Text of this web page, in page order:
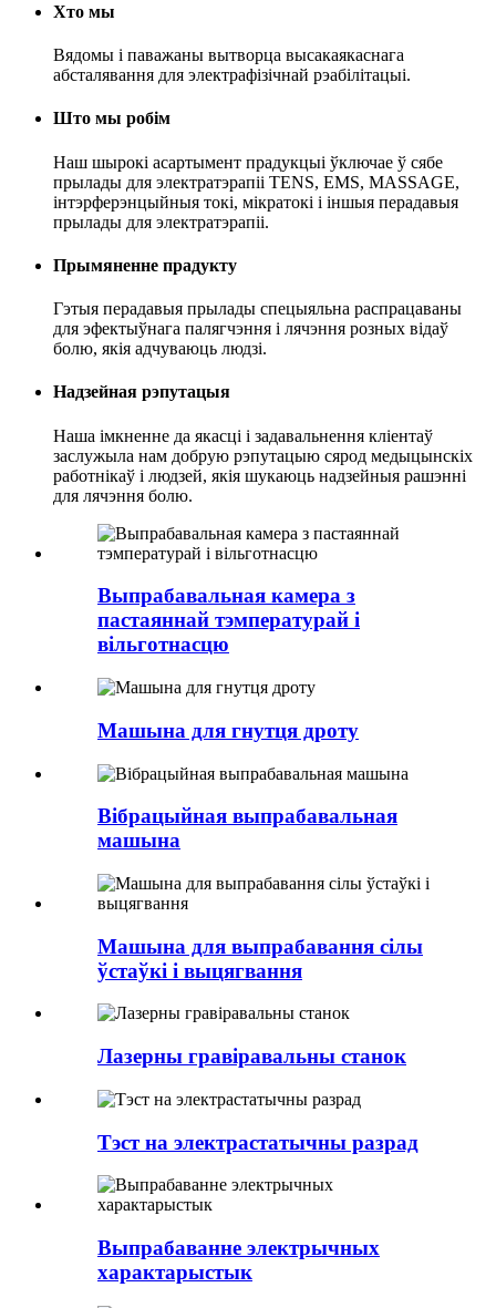
Хто мы
Вядомы і паважаны вытворца высакаякаснага
абсталявання для электрафізічнай рэабілітацыі.
Што мы робім
Наш шырокі асартымент прадукцыі ўключае ў сябе
прылады для электратэрапіі TENS, EMS, MASSAGE,
інтэрферэнцыйныя токі, мікратокі і іншыя перадавыя
прылады для электратэрапіі.
Прымяненне прадукту
Гэтыя перадавыя прылады спецыяльна распрацаваны
для эфектыўнага палягчэння і лячэння розных відаў
болю, якія адчуваюць людзі.
Надзейная рэпутацыя
Наша імкненне да якасці і задавальнення кліентаў
заслужыла нам добрую рэпутацыю сярод медыцынскіх
работнікаў і людзей, якія шукаюць надзейныя рашэнні
для лячэння болю.
Выпрабавальная камера з
пастаяннай тэмпературай і
вільготнасцю
Машына для гнутця дроту
Вібрацыйная выпрабавальная
машына
Машына для выпрабавання сілы
ўстаўкі і выцягвання
Лазерны гравіравальны станок
Тэст на электрастатычны разрад
Выпрабаванне электрычных
характарыстык